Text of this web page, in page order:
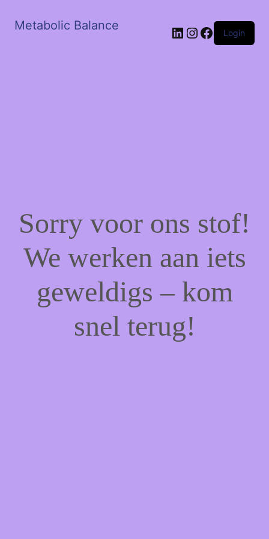
Metabolic Balance LinkedIn
Instagram
Facebook
Login
Sorry voor ons stof!
We werken aan iets
geweldigs – kom
snel terug!